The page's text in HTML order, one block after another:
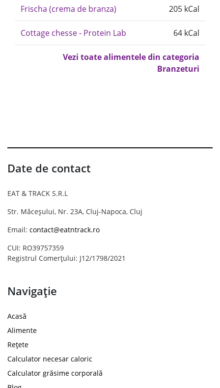
Frischa (crema de branza) 205 kCal
Cottage chesse - Protein Lab 64 kCal
Vezi toate alimentele din categoria
Branzeturi
Date de contact
EAT & TRACK S.R.L
Str. Măceșului, Nr. 23A, Cluj-Napoca, Cluj
Email: contact@eatntrack.ro
CUI: RO39757359
Registrul Comerțului: J12/1798/2021
Navigație
Acasă
Alimente
Rețete
Calculator necesar caloric
Calculator grăsime corporală